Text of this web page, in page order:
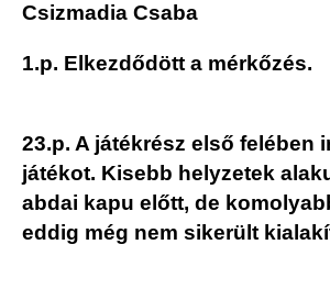
Csizmadia Csaba
1.p. Elkezdődött a mérkőzés.
23.p. A játékrész első felében
játékot. Kisebb helyzetek
abdai kapu előtt, de
eddig még nem sikerült